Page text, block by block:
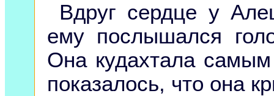
Вдруг сердце у
ему послышался
Она кудахтала
показалось, что она